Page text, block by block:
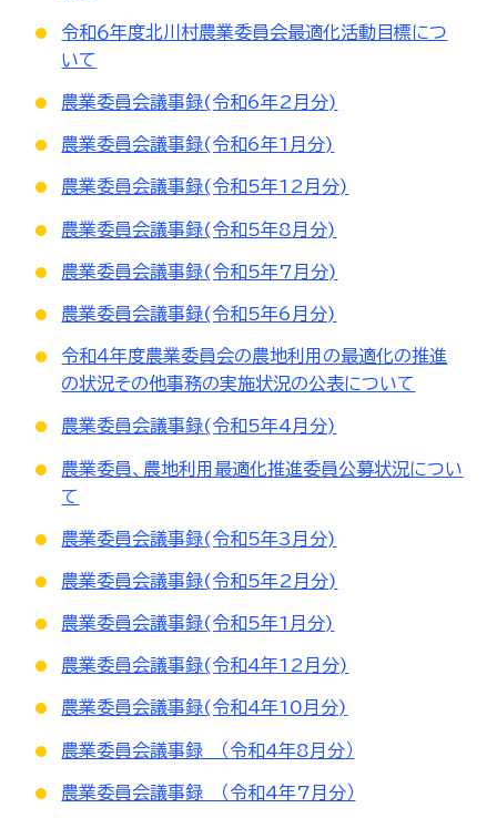
令和６年度北川村農業委員会最適化活動目標につ
いて
農業委員会議事録(令和6年2月分)
農業委員会議事録(令和6年1月分)
農業委員会議事録(令和5年12月分)
農業委員会議事録(令和5年8月分)
農業委員会議事録(令和5年7月分)
農業委員会議事録(令和5年6月分)
令和４年度農業委員会の農地利用の最適化の推進
の状況その他事務の実施状況の公表について
農業委員会議事録(令和5年4月分)
農業委員、農地利用最適化推進委員公募状況につい
て
農業委員会議事録(令和5年3月分)
農業委員会議事録(令和5年2月分)
農業委員会議事録(令和5年1月分)
農業委員会議事録(令和4年12月分)
農業委員会議事録(令和4年10月分)
農業委員会議事録 （令和4年8月分）
農業委員会議事録 （令和4年7月分）